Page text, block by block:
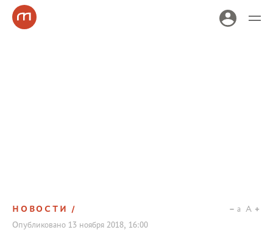
НОВОСТИ
Опубликовано 13 ноября 2018, 16:00
a A